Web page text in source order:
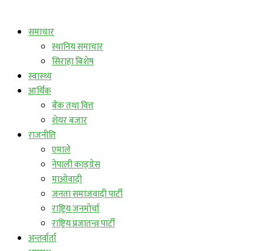
समाचार
स्थानिय समाचार
सिराहा बिशेष
स्वास्थ्य
आर्थिक
बैंक तथा वित्त
शेयर बजार
राजनीति
एमाले
नेपाली काङ्ग्रेस
माओवादी
जनता समाजवादी पार्टी
राष्ट्रिय जनमोर्चा
राष्ट्रिय प्रजातन्त्र पार्टी
अन्तर्वार्ता